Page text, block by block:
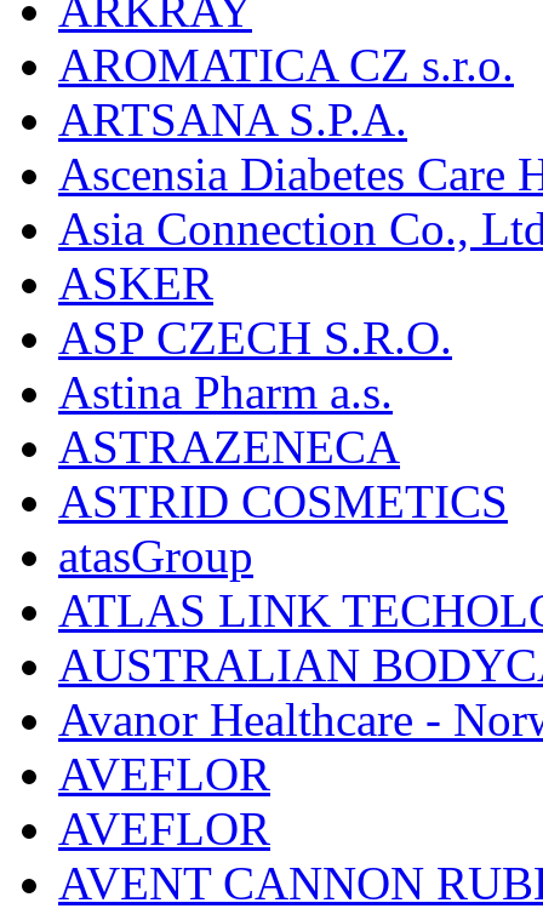
ARKRAY
AROMATICA CZ s.r.o.
ARTSANA S.P.A.
Ascensia Diabetes Care
Asia Connection Co.,
ASKER
ASP CZECH S.R.O.
Astina Pharm a.s.
ASTRAZENECA
ASTRID COSMETICS
atasGroup
ATLAS LINK
AUSTRALIAN
Avanor Healthcare -
AVEFLOR
AVEFLOR
AVENT CANNON